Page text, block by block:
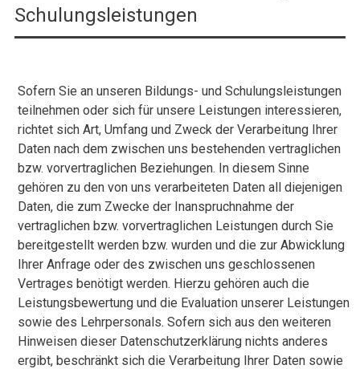
Schulungsleistungen
Sofern Sie an unseren Bildungs- und Schulungsleistungen
teilnehmen oder sich für unsere Leistungen interessieren,
richtet sich Art, Umfang und Zweck der Verarbeitung Ihrer
Daten nach dem zwischen uns bestehenden vertraglichen
bzw. vorvertraglichen Beziehungen. In diesem Sinne
gehören zu den von uns verarbeiteten Daten all diejenigen
Daten, die zum Zwecke der Inanspruchnahme der
vertraglichen bzw. vorvertraglichen Leistungen durch Sie
bereitgestellt werden bzw. wurden und die zur Abwicklung
Ihrer Anfrage oder des zwischen uns geschlossenen
Vertrages benötigt werden. Hierzu gehören auch die
Leistungsbewertung und die Evaluation unserer Leistungen
sowie des Lehrpersonals. Sofern sich aus den weiteren
Hinweisen dieser Datenschutzerklärung nichts anderes
ergibt, beschränkt sich die Verarbeitung Ihrer Daten sowie